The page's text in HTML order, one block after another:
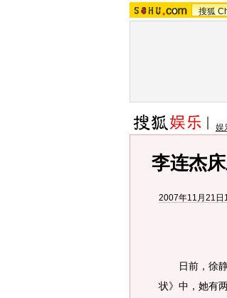
搜狐
娱
李连杰
2007年11月21日
日前，徐静
状》中，她有